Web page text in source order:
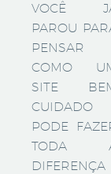
VOCÊ
PAROU
PENSAR
COMO
SITE
CUIDADO
PODE
TODA
DIFERENÇA